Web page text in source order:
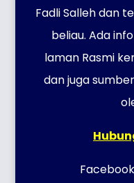
Fadli Salleh dan
beliau. Ada
laman Rasmi
dan juga